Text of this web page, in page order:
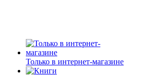
Только в интернет-магазине